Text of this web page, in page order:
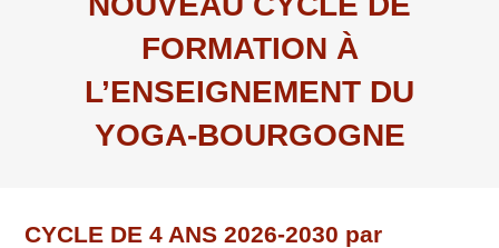
FORMATION À
L’ENSEIGNEMENT DU
YOGA-BOURGOGNE
CYCLE DE 4 ANS 2026-2030 par